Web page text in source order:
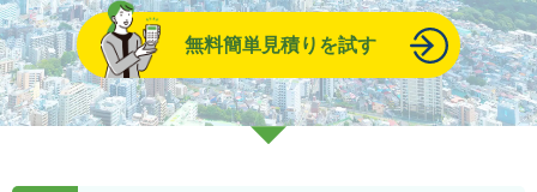
無料簡単見積りを試す